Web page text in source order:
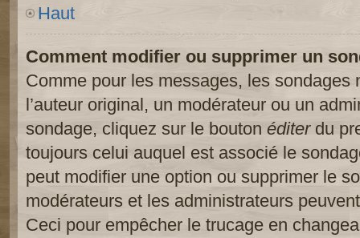
Haut
Comment modifier ou supprimer un
Comme pour les messages, les sondages
l’auteur original, un modérateur ou un
sondage, cliquez sur le bouton éditerdu
toujours celui auquel est associé le
peut modifier une option ou supprimer le
modérateurs et les administrateurs
Ceci pour empêcher le trucage en